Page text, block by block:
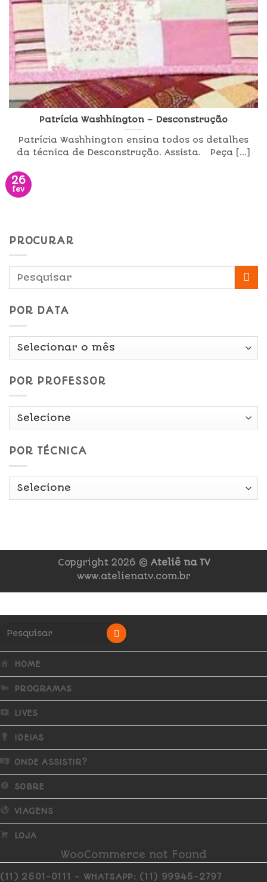
Patrícia Washhington – Desconstrução
Patrícia Washhington ensina todos os detalhes
da técnica de Desconstrução. Assista. Peça [...]
26
fev
PROCURAR
POR DATA
Por
POR PROFESSOR
POR TÉCNICA
Copyright 2026 © Ateliê na TV
www.atelienatv.com.br
HOME
PROGRAMAS
LIVES
IDEIAS
ONDE ASSISTIR?
SOBRE
VIAGENS
LOJA
WooCommerce not Found
(11) 2501-0111 - WHATSAPP: (11) 99945-2797